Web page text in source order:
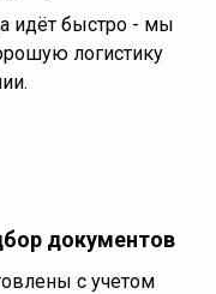
идёт быстро - мы
логистику
документов
с учетом